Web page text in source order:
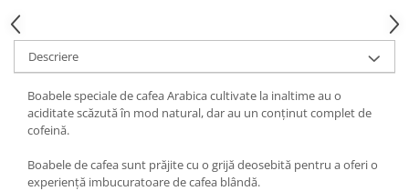
Descriere
Boabele speciale de cafea Arabica cultivate la inaltime au o
aciditate scăzută în mod natural, dar au un conținut complet de
cofeină.
Boabele de cafea sunt prăjite cu o grijă deosebită pentru a oferi o
experiență imbucuratoare de cafea blândă.